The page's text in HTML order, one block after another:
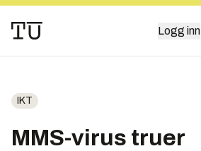
Logg inn
IKT
MMS-virus truer